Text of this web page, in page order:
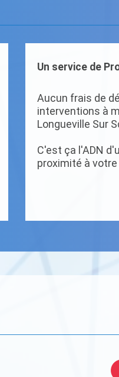
Un service de
Aucun frais de
interventions à
Longueville Sur
C'est ça l'ADN
proximité à